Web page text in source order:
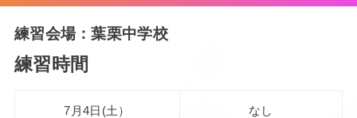
練習会場：葉栗中学校
練習時間
7月4日(土） なし